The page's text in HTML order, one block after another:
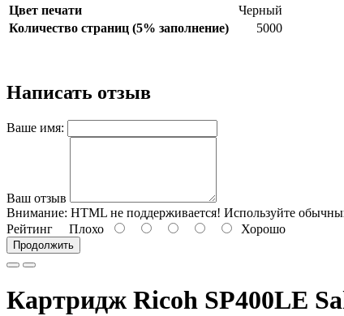
Цвет печати
Черный
Количество страниц (5% заполнение)
5000
Написать отзыв
Ваше имя:
Ваш отзыв
Внимание: HTML не поддерживается! Используйте
Рейтинг Плохо Хорошо
Продолжить
Картридж Ricoh SP400LE